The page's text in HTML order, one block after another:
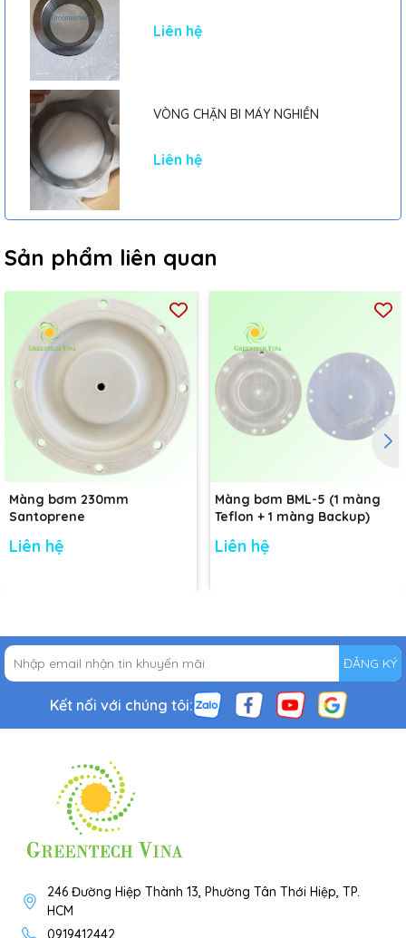
Liên hệ
VÒNG CHẶN BI MÁY NGHIỀN
Liên hệ
Sản phẩm liên quan
Màng bơm 230mm
Santoprene
Liên hệ
Màng bơm BML-5 (1 màng
Teflon + 1 màng Backup)
Liên hệ
ĐĂNG KÝ
Kết nối với chúng tôi:
246 Đường Hiệp Thành 13, Phường Tân Thới Hiệp, TP.
HCM
0919412442